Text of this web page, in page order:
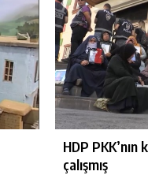
HDP
çalışmış